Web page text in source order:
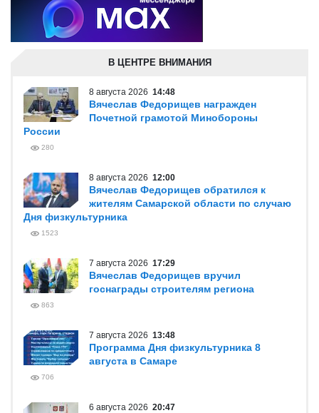
В ЦЕНТРЕ ВНИМАНИЯ
8 августа 2026 14:48
Вячеслав Федорищев награжден
Почетной грамотой Минобороны
России
280
8 августа 2026 12:00
Вячеслав Федорищев обратился к
жителям Самарской области по случаю
Дня физкультурника
1523
7 августа 2026 17:29
Вячеслав Федорищев вручил
госнаграды строителям региона
863
7 августа 2026 13:48
Программа Дня физкультурника 8
августа в Самаре
706
6 августа 2026 20:47